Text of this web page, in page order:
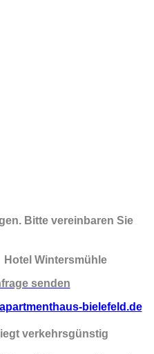
Bitte vereinbaren Sie
Hotel Wintersmühle
senden
bielefeld.de
verkehrsgünstig